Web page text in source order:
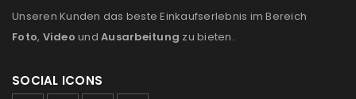
E-Mail-Adresse*
Unseren Kunden das beste Einkaufserlebnis im Bereich
Foto, Video und Ausarbeitung zu bieten.
SOCIAL ICONS